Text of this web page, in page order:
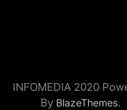
INFOMEDIA 2020
By BlazeThemes.